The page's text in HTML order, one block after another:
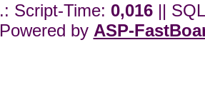
.: Script-Time: 0,016||
Powered by ASP-